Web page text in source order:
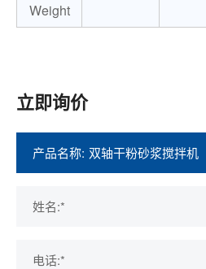
Weight
立即询价
产品名称:
姓名:*
电话:*